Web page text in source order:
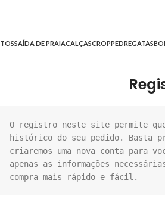
SAÍDA DE PRAIACALÇASCROPPEDREGATAS
O registro neste site permite
histórico do seu pedido. Basta
criaremos uma nova conta para
apenas as informações
compra mais rápido e fácil.